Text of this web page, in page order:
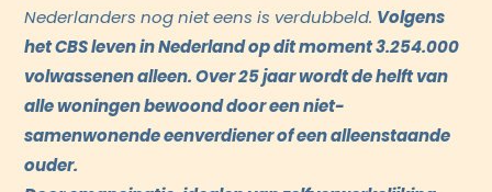
Nederlanders nog niet eens is verdubbeld. Volgens
het CBS leven in Nederland op dit moment 3.254.000
volwassenen alleen. Over 25 jaar wordt de helft van
alle woningen bewoond door een niet-
samenwonende eenverdiener of een alleenstaande
ouder.